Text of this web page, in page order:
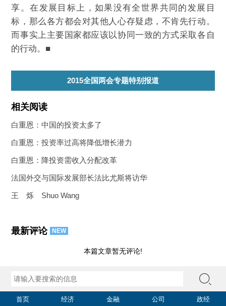
享。在发展目标上，如果没有全世界共同的发展目
标，那么各方都会对其他人心存疑虑，不肯先行动。
而事实上主要国家都应该以协同一致的方式采取各自
的行动。■
2015全国两会专题特别报道
相关阅读
白重恩：中国的投资太多了
白重恩：投资率过高将降低增长潜力
白重恩：降投资需收入分配改革
法国外交与国际发展部长法比尤斯将访华
王 烁 Shuo Wang
最新评论 NEW
本篇文章暂无评论!
首页 经济 金融 公司 政经